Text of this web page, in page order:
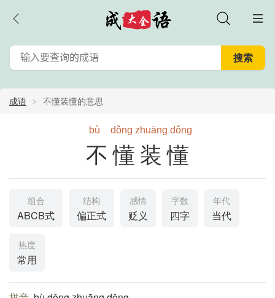
成语 不懂装懂的意思
bù dǒng zhuāng dǒng
不懂装懂
组合
ABCB式
结构
偏正式
感情
贬义
字数
四字
年代
当代
热度
常用